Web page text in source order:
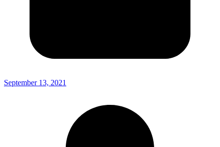
September 13, 2021